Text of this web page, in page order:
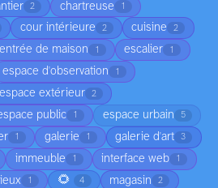
2 chartreuse 1
cour intérieure 2 cuisine 2
entrée de maison 1 escalier 1
espace d'observation 1
espace extérieur 2
public 1 espace urbain 5
1 galerie 1 galerie d'art 3
immeuble 1 interface web 1
1 🌻 4 magasin 2